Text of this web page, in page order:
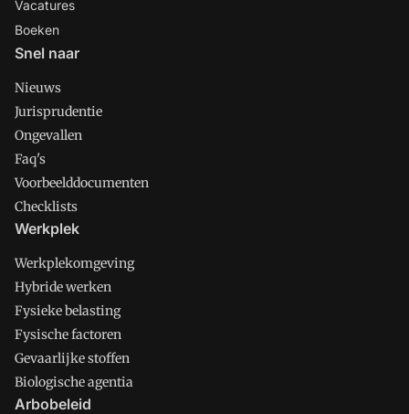
Vacatures
Boeken
Snel naar
Nieuws
Jurisprudentie
Ongevallen
Faq's
Voorbeelddocumenten
Checklists
Werkplek
Werkplekomgeving
Hybride werken
Fysieke belasting
Fysische factoren
Gevaarlijke stoffen
Biologische agentia
Arbobeleid